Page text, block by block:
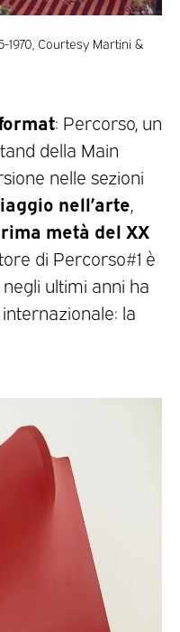
1970, Courtesy Martini &
: Percorso, un
della Main
nelle sezioni
nell’arte
metà del XX
di Percorso#1 è
ultimi anni ha
la